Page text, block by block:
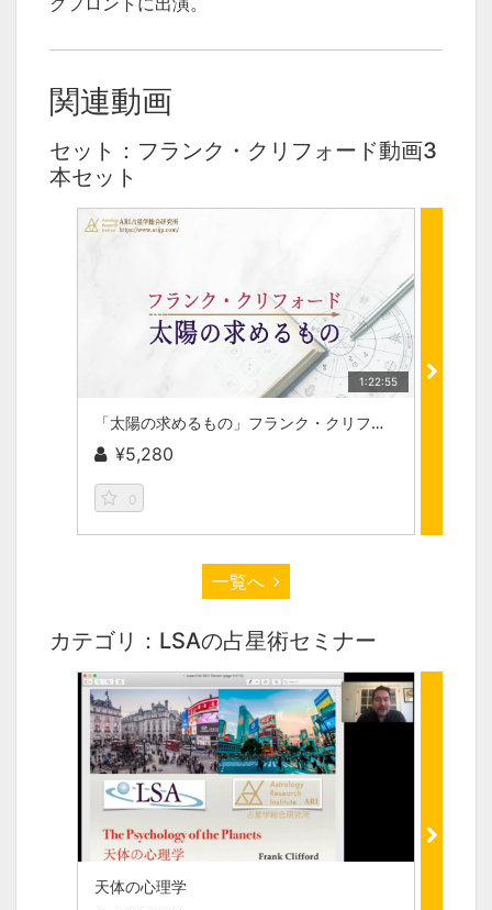
関連動画
セット：フランク・クリフォード動画3
本セット
1:22:55
「太陽の求めるもの」フランク・クリフォード動画セミナーvol.01
¥5,280
0
一覧へ
カテゴリ：LSAの占星術セミナー
天体の心理学